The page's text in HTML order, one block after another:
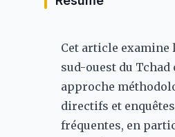
Cet article examine
sud-ouest du
approche
directifs et
fréquentes, en